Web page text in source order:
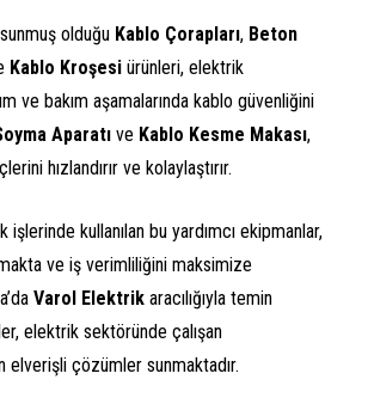
sunmuş olduğu Kablo Çorapları, Beton
Kablo Kroşesi ürünleri, elektrik
ve bakım aşamalarında kablo güvenliğini
Aparatı ve Kablo Kesme Makası,
hızlandırır ve kolaylaştırır.
kullanılan bu yardımcı ekipmanlar,
ve iş verimliliğini maksimize
Varol Elektrik aracılığıyla temin
elektrik sektöründe çalışan
çözümler sunmaktadır.